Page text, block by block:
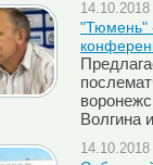
"Тюмень"
Волгина